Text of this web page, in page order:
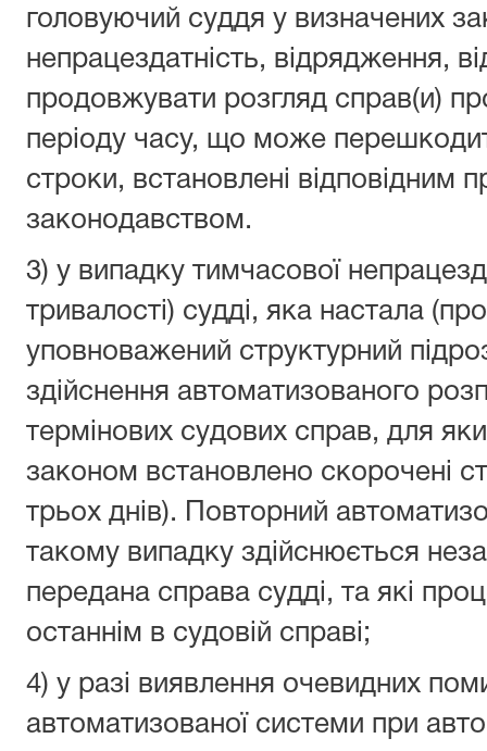
головуючий суддя у визначених
непрацездатність, відрядження,
продовжувати розгляд справ(и)
періоду часу, що може
строки, встановлені відповідним
законодавством.
3) у випадку тимчасової
тривалості) судді, яка настала
уповноважений структурний
здійснення автоматизованого
термінових судових справ, для
законом встановлено скорочені
трьох днів). Повторний
такому випадку здійснюється
передана справа судді, та які
останнім в судовій справі;
4) у разі виявлення очевидних
автоматизованої системи при